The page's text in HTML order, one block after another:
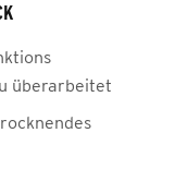
überarbeitet